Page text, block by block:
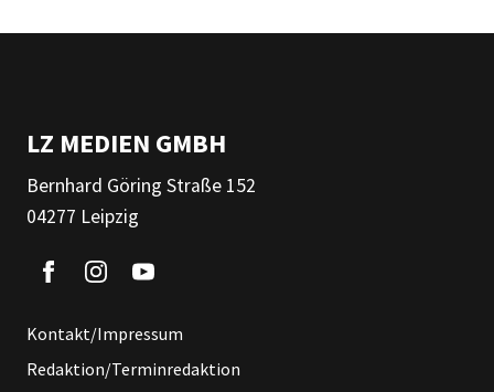
LZ MEDIEN GMBH
Bernhard Göring Straße 152
04277 Leipzig
Kontakt/Impressum
Redaktion/Terminredaktion